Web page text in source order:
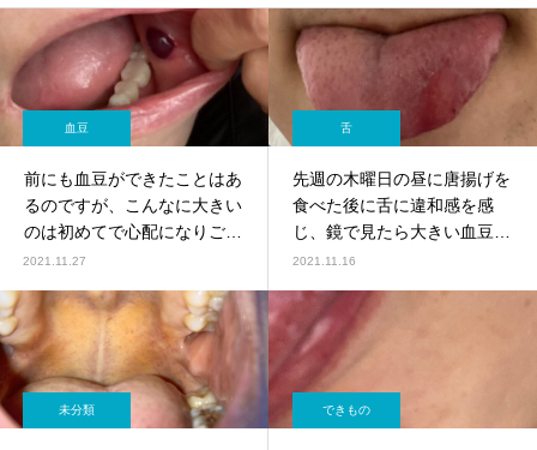
2日前から丸印の所に痛み
があります。
舌の裏に口内炎ができ
うな感覚があるのです
目視ではよくわかりま
ん。
血豆
前にも血豆ができたことはあ
るのですが、こんなに大きい
のは初めてで心配になりご相
談させていただきました。
2021.11.27
舌
先週の木曜日の昼に唐揚げを
食べた後に舌に違和感を感
じ、鏡で見たら大きい血豆が
できていました。
2021.11.16
未分類 できもの